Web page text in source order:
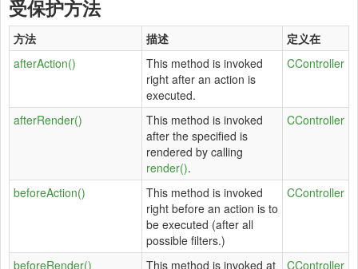
受保护方法
方法 描述
定义在
afterAction()
This method is invoked
right after an action is
executed.
CController
afterRender()
This method is invoked
after the specified is
rendered by calling
render().
CController
beforeAction()
This method is invoked
right before an action is to
be executed (after all
possible filters.)
CController
beforeRender()
This method is invoked at
CController